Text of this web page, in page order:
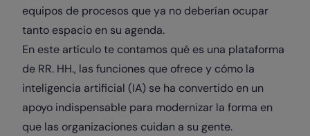
equipos de procesos que ya no deberían ocupar
tanto espacio en su agenda.
En este artículo te contamos qué es una plataforma
de RR. HH., las funciones que ofrece y cómo la
inteligencia artificial (IA) se ha convertido en un
apoyo indispensable para modernizar la forma en
que las organizaciones cuidan a su gente.